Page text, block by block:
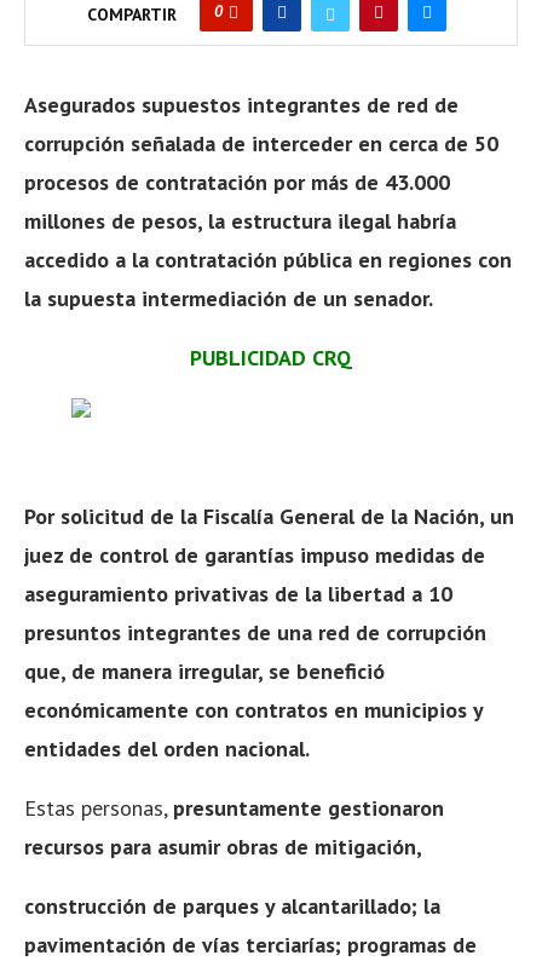
COMPARTIR 0
Asegurados supuestos integrantes de red de
corrupción señalada de interceder en cerca de 50
procesos de contratación por más de 43.000
millones de pesos, la estructura ilegal habría
accedido a la contratación pública en regiones con
la supuesta intermediación de un senador.
PUBLICIDAD CRQ
Por solicitud de la Fiscalía General de la Nación, un
juez de control de garantías impuso medidas de
aseguramiento privativas de la libertad a 10
presuntos integrantes de una red de corrupción
que, de manera irregular, se benefició
económicamente con contratos en municipios y
entidades del orden nacional.
Estas personas, presuntamente gestionaron
recursos para asumir obras de mitigación,
construcción de parques y alcantarillado; la
pavimentación de vías terciarías; programas de